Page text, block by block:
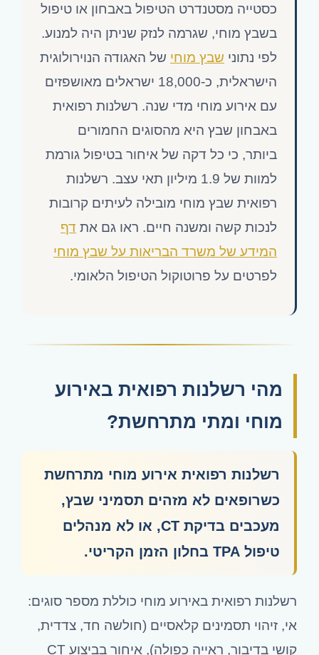
כסטייה מסטנדרט הטיפול באבחון או טיפול
בשבץ מוחי, שגרמה לנזק שניתן היה למנוע.
לפי נתוני שבץ מוחי של האגודה הנוירולוגית
הישראלית, כ-18,000 ישראלים מאושפזים
עם אירוע מוחי מדי שנה. רשלנות רפואית
באבחון שבץ היא מהסוגים החמורים
ביותר, כי כל דקה של איחור בטיפול גורמת
למוות של 1.9 מיליון תאי עצב. רשלנות
רפואית שבץ מוחי מובילה לעיתים קרובות
לנכות קשה ומשנה חיים. ראו גם את דף
המידע של משרד הבריאות על שבץ מוחי
לפרטים על פרוטוקול הטיפול הלאומי.
מהי רשלנות רפואית באירוע
מוחי ומתי מתרחשת?
רשלנות רפואית אירוע מוחי מתרחשת
כשרופאים לא מזהים תסמיני שבץ,
מעכבים בדיקת CT, או לא מנהלים
טיפול TPA בחלון הזמן הקריטי.
רשלנות רפואית באירוע מוחי כוללת מספר סוגים:
אי, זיהוי תסמינים קלאסיים (חולשה חד, צדדית,
קושי בדיבור, ראייה כפולה), איחור בביצוע CT